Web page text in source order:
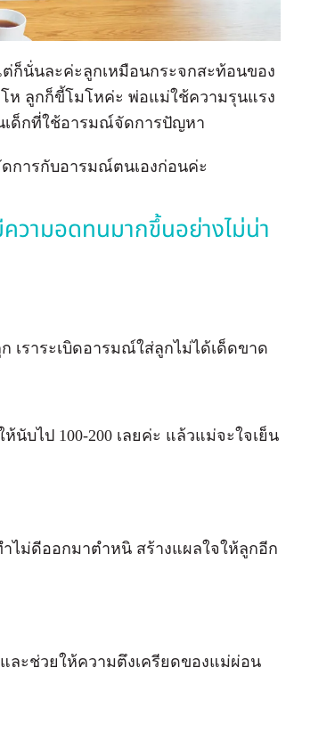
ก็นั่นละค่ะลูกเหมือนกระจกสะท้อนของ
ห ลูกก็ขี้โมโหค่ะ พ่อแม่ใช้ความรุนแรง
เด็กที่ใช้อารมณ์จัดการปัญหา
การกับอารมณ์ตนเองก่อนค่ะ
ามอดทนมากขึ้นอย่างไม่น่า
เราระเบิดอารมณ์ใส่ลูกไม่ได้เด็ดขาด
นับไป 100-200 เลยค่ะ แล้วแม่จะใจเย็น
ไม่ดีออกมาตำหนิ สร้างแผลใจให้ลูกอีก
ละช่วยให้ความตึงเครียดของแม่ผ่อน